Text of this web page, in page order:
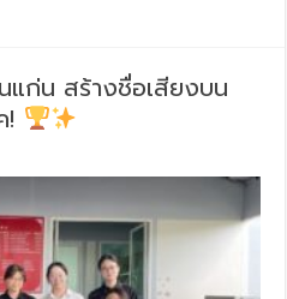
แก่น สร้างชื่อเสียงบน
!